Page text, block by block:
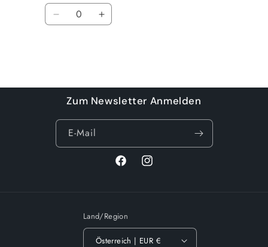
Anzahl
VerringereErhöhe
Zum Newsletter Anmelden
E-Mail
FacebookInstagram
Land/Region
Österreich | EUR €